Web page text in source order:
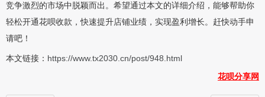
竞争激烈的市场中脱颖而出。希望通过本文的详细介绍，能够帮助你
轻松开通花呗收款，快速提升店铺业绩，实现盈利增长。赶快动手申
请吧！
本文链接： https://www.tx2030.cn/post/948.html
花呗分享网